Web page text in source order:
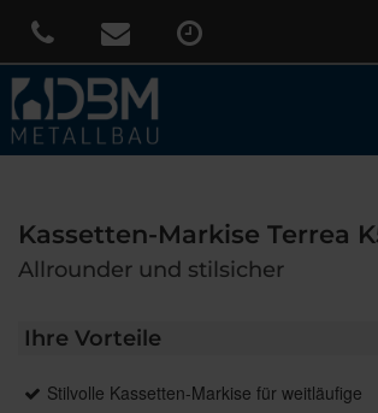
Kassetten-Markise Terrea
Allrounder und stilsicher
Ihre Vorteile
Stilvolle Kassetten-Markise für weitläufige